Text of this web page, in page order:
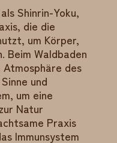
Shinrin-Yoku,
die die
um Körper,
Beim Waldbaden
des
und
um eine
Natur
Praxis
Immunsystem